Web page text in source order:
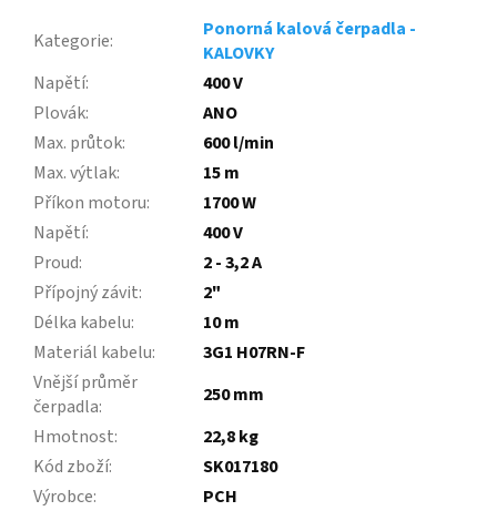
Kategorie:
Ponorná kalová čerpadla -
KALOVKY
Napětí:
400 V
Plovák:
ANO
Max. průtok:
600 l/min
Max. výtlak:
15 m
Příkon motoru:
1700 W
Napětí:
400 V
Proud:
2 - 3,2 A
Přípojný závit:
2"
Délka kabelu:
10 m
Materiál kabelu:
3G1 H07RN-F
Vnější průměr
čerpadla:
250 mm
Hmotnost:
22,8 kg
Kód zboží:
SK017180
Výrobce: PCH